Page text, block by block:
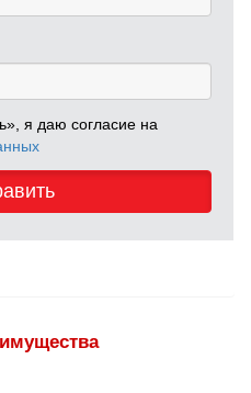
я даю согласие на